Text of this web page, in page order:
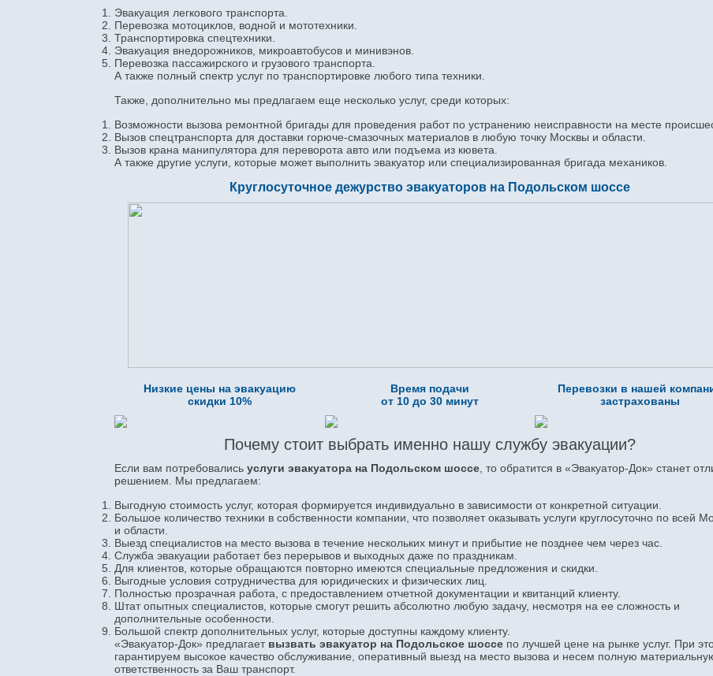
Эвакуация легкового транспорта.
Перевозка мотоциклов, водной и мототехники.
Транспортировка спецтехники.
Эвакуация внедорожников, микроавтобусов и минивэнов.
Перевозка пассажирского и грузового транспорта.
А также полный спектр услуг по транспортировке любого типа техники.
Также, дополнительно мы предлагаем еще несколько услуг, среди которых:
Возможности вызова ремонтной бригады для проведения работ по устранению неисправности на месте
Вызов спецтранспорта для доставки горюче-смазочных материалов в любую точку Москвы и области.
Вызов крана манипулятора для переворота авто или подъема из кювета.
А также другие услуги, которые может выполнить эвакуатор или специализированная бригада механиков.
Круглосуточное дежурство эвакуаторов на Подольском шоссе
Низкие цены на эвакуацию
скидки 10%
Время подачи
от 10 до 30 минут
Перевозки в нашей
застрахованы
Почему стоит выбрать именно нашу службу эвакуации?
Если вам потребовались услуги эвакуатора на Подольском шоссе , то обратится в «Эвакуатор-Док» станет
решением. Мы предлагаем:
Выгодную стоимость услуг, которая формируется индивидуально в зависимости от конкретной ситуации.
Большое количество техники в собственности компании, что позволяет оказывать услуги круглосуточно по всей
и области.
Выезд специалистов на место вызова в течение нескольких минут и прибытие не позднее чем через час.
Служба эвакуации работает без перерывов и выходных даже по праздникам.
Для клиентов, которые обращаются повторно имеются специальные предложения и скидки.
Выгодные условия сотрудничества для юридических и физических лиц.
Полностью прозрачная работа, с предоставлением отчетной документации и квитанций клиенту.
Штат опытных специалистов, которые смогут решить абсолютно любую задачу, несмотря на ее сложность и
дополнительные особенности.
Большой спектр дополнительных услуг, которые доступны каждому клиенту.
«Эвакуатор-Док» предлагает вызвать эвакуатор на Подольское шоссе по лучшей цене на рынке услуг. При
гарантируем высокое качество обслуживание, оперативный выезд на место вызова и несем полную
ответственность за Ваш транспорт.